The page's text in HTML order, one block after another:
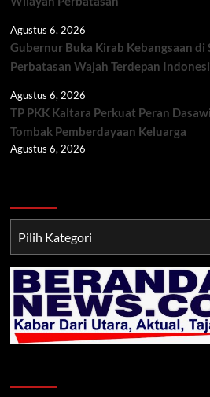
Agustus 6, 2026
Gubernur Buka Kirab Kebangsaan di
Perbatasan Wajah Terdepan
Agustus 6, 2026
TP PKK Kaltara Perkuat Peran
Tombak Pemberdayaan Keluarga
Agustus 6, 2026
TNI/POLRI